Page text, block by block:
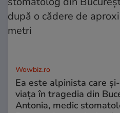
Wowbiz.ro
Ea este alpinista care
viața în tragedia din
Antonia, medic